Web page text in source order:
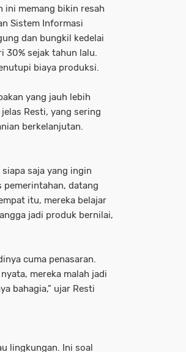
ini memang bikin resah
Sistem Informasi
dan bungkil kedelai
30% sejak tahun lalu.
biaya produksi.
yang jauh lebih
Resti, yang sering
berkelanjutan.
saja yang ingin
pemerintahan, datang
itu, mereka belajar
jadi produk bernilai,
cuma penasaran.
mereka malah jadi
bahagia,” ujar Resti
lingkungan. Ini soal